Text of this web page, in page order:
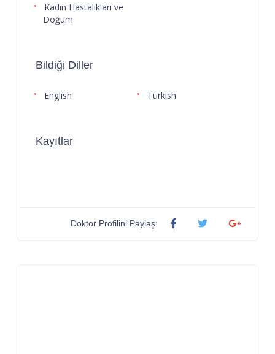
Kadın Hastalıkları ve
Doğum
Bildiği Diller
English Turkish
Kayıtlar
Doktor Profilini Paylaş: